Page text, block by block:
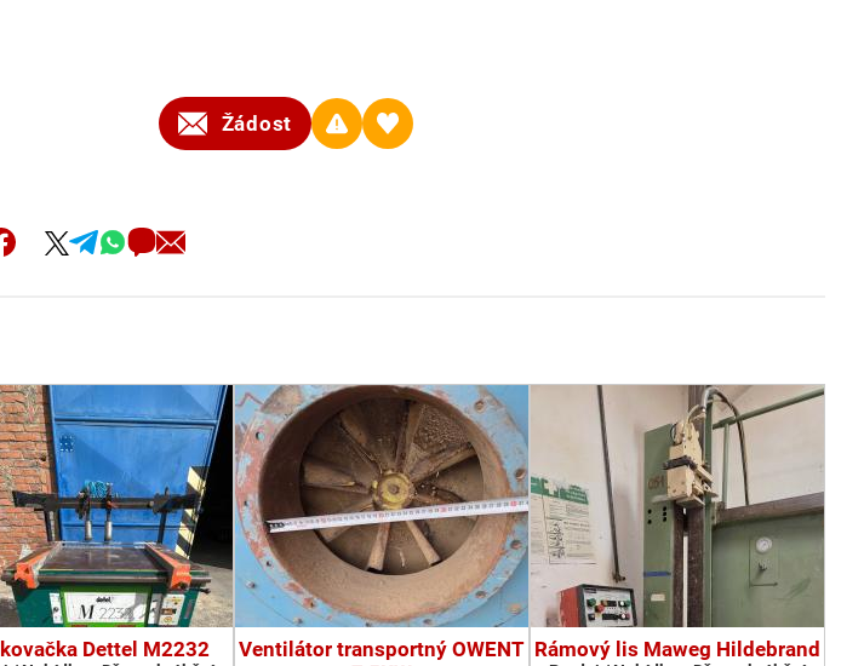
Žádost
Dettel M2232
Ventilátor transportný OWENT Rámový lis Maweg Hildebrand